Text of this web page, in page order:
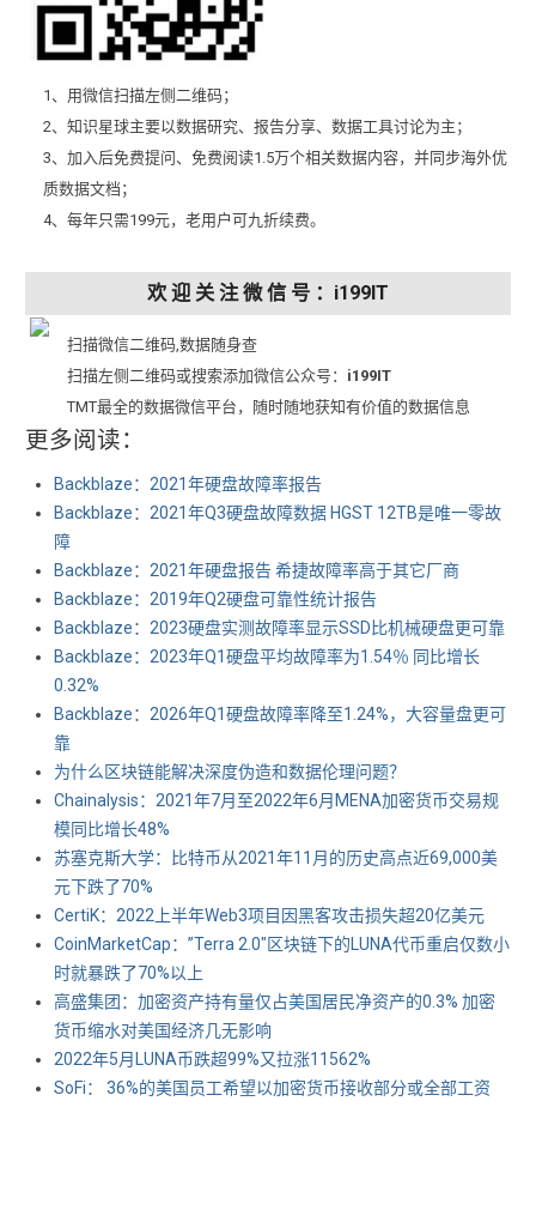
1、用微信扫描左侧二维码；
2、知识星球主要以数据研究、报告分享、数据工具讨论为主；
3、加入后免费提问、免费阅读1.5万个相关数据内容，并同步海外优
质数据文档；
4、每年只需199元，老用户可九折续费。
欢 迎 关 注 微 信 号 ：i199IT
扫描微信二维码,数据随身查
扫描左侧二维码或搜索添加微信公众号： i199IT
TMT最全的数据微信平台，随时随地获知有价值的数据信息
更多阅读：
Backblaze：2021年硬盘故障率报告
Backblaze：2021年Q3硬盘故障数据 HGST 12TB是唯一零故
障
Backblaze：2021年硬盘报告 希捷故障率高于其它厂商
Backblaze：2019年Q2硬盘可靠性统计报告
Backblaze：2023硬盘实测故障率显示SSD比机械硬盘更可靠
Backblaze：2023年Q1硬盘平均故障率为1.54％ 同比增长
0.32%
Backblaze：2026年Q1硬盘故障率降至1.24%，大容量盘更可
靠
为什么区块链能解决深度伪造和数据伦理问题？
Chainalysis：2021年7月至2022年6月MENA加密货币交易规
模同比增长48%
苏塞克斯大学：比特币从2021年11月的历史高点近69,000美
元下跌了70%
CertiK：2022上半年Web3项目因黑客攻击损失超20亿美元
CoinMarketCap：”Terra 2.0″区块链下的LUNA代币重启仅数小
时就暴跌了70%以上
高盛集团：加密资产持有量仅占美国居民净资产的0.3% 加密
货币缩水对美国经济几无影响
2022年5月LUNA币跌超99%又拉涨11562%
SoFi： 36%的美国员工希望以加密货币接收部分或全部工资